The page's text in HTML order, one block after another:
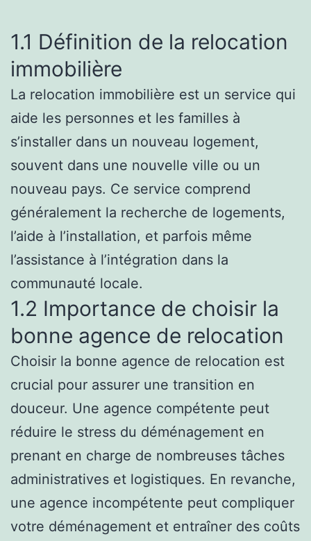
1.1 Définition de la relocation
immobilière
La relocation immobilière est un service qui
aide les personnes et les familles à
s’installer dans un nouveau logement,
souvent dans une nouvelle ville ou un
nouveau pays. Ce service comprend
généralement la recherche de logements,
l’aide à l’installation, et parfois même
l’assistance à l’intégration dans la
communauté locale.
1.2 Importance de choisir la
bonne agence de relocation
Choisir la bonne agence de relocation est
crucial pour assurer une transition en
douceur. Une agence compétente peut
réduire le stress du déménagement en
prenant en charge de nombreuses tâches
administratives et logistiques. En revanche,
une agence incompétente peut compliquer
votre déménagement et entraîner des coûts